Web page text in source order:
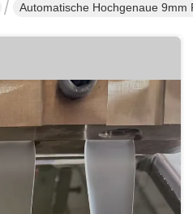
Automatische Hochgenaue 9mm